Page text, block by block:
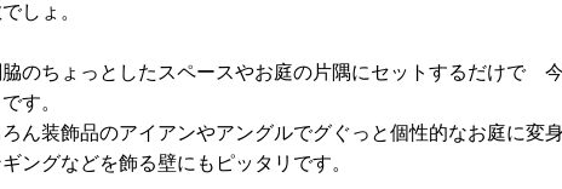
しょ。
のちょっとしたスペースやお庭の片隅にセットするだけで
す。
ろん装飾品のアイアンやアングルでグぐっと個性的なお庭に変
ングなどを飾る壁にもピッタリです。